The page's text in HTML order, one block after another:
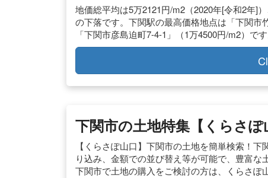
地価総平均は5万2121円/m2（2020年[令和2年]
の下落です。下関駅の最高価格地点は「下関市
「下関市彦島迫町7-4-1」（1万4500円/m2）です
下関市の土地特集【くらさぽ
【くらさぽ山口】下関市の土地を簡単検索！
り込み、金額での並び替え等が可能で、豊富な
下関市で土地の購入をご検討の方は、くらさぽ